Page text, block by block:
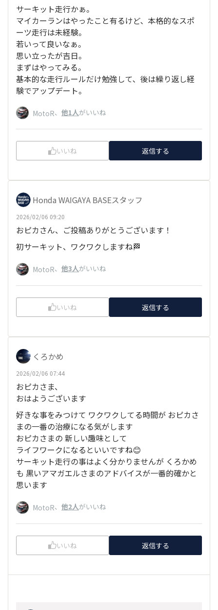
サーキット走行かぁ。
マイカーランはやったこと有るけど、本格的なスポ
ーツ走行は未経験。
若いって良いなぁ。
思い立ったが吉日。
まずはやってみる。
基本的な走行ルールだけ勉強して、後は繰り返し経
験でアップデート。
MotoR、 他1人がいいね
いいね 返信する
Honda WAIGAYA BASEスタッフ
2026/02/06 09:20
おピカさん、ご投稿ありがとうございます！
初サーキット、ワクワクしますね🏁
MotoR、 他3人がいいね
いいね 返信する
くろかめ
2026/02/06 07:44
おピカさま、
おはようございます
好きな事をみつけて ワクワクしてる時間が おピカさ
まの一番の治療になる気がします
おピカさまの 新しい趣味として
ライフワークになるといいですね😊
サーキット走行の事はよく分かりませんが くろかめ
も 黒いアマガエルさまのアドバイスが一番的確かと
思います
MotoR、 他2人がいいね
いいね 返信する